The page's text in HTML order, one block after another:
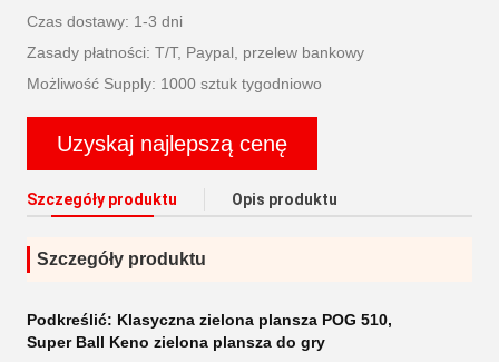
Czas dostawy: 1-3 dni
Zasady płatności: T/T, Paypal, przelew bankowy
Możliwość Supply: 1000 sztuk tygodniowo
Uzyskaj najlepszą cenę
Szczegóły produktu Opis produktu
Szczegóły produktu
Podkreślić: Klasyczna zielona plansza POG 510,
Super Ball Keno zielona plansza do gry